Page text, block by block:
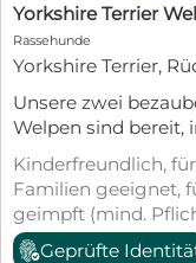
Yorkshire Terrier
Rassehunde
Yorkshire Terrier,
Unsere zwei
Welpen sind bereit,
Zuhause
neugierig,
liebevoll im
munter -Freundlich
und verschmust -
Kinderfreundlich,
Familien geeignet,
geimpft (mind.
gechipt, mit EU-
Geprüfte